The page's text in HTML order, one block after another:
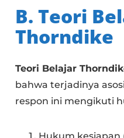
B. Teori
Thorndike
Teori Belajar
bahwa terjadinya
respon ini mengikuti